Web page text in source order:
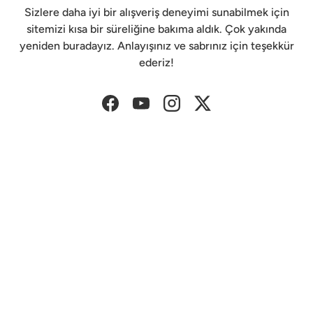
Sizlere daha iyi bir alışveriş deneyimi sunabilmek için
sitemizi kısa bir süreliğine bakıma aldık. Çok yakında
yeniden buradayız. Anlayışınız ve sabrınız için teşekkür
ederiz!
FacebookYouTubeInstagramTwitter